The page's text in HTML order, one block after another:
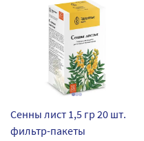
Сенны лист 1,5 гр 20 шт.
фильтр-пакеты